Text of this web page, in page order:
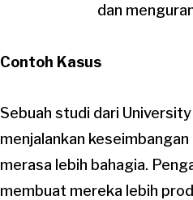
dan
Contoh Kasus
Sebuah studi dari
menjalankan
merasa lebih bahagia.
membuat mereka lebih